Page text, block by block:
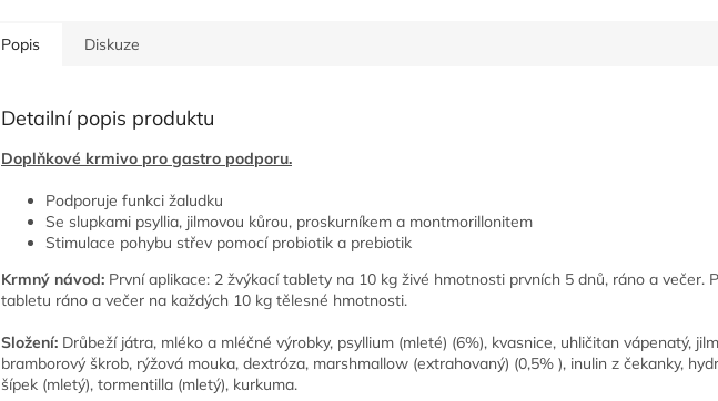
Popis Diskuze
Detailní popis produktu
Doplňkové krmivo pro gastro podporu.
Podporuje funkci žaludku
Se slupkami psyllia, jilmovou kůrou, proskurníkem a montmorillonitem
Stimulace pohybu střev pomocí probiotik a prebiotik
Krmný návod: První aplikace: 2 žvýkací tablety na 10 kg živé hmotnosti prvních 5 dnů, ráno a večer.
tabletu ráno a večer na každých 10 kg tělesné hmotnosti.
Složení: Drůbeží játra, mléko a mléčné výrobky, psyllium (mleté) (6%), kvasnice, uhličitan vápenatý,
bramborový škrob, rýžová mouka, dextróza, marshmallow (extrahovaný) (0,5% ), inulin z čekanky,
šípek (mletý), tormentilla (mletý), kurkuma.